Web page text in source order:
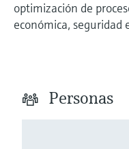
optimización de
económica,
Personas